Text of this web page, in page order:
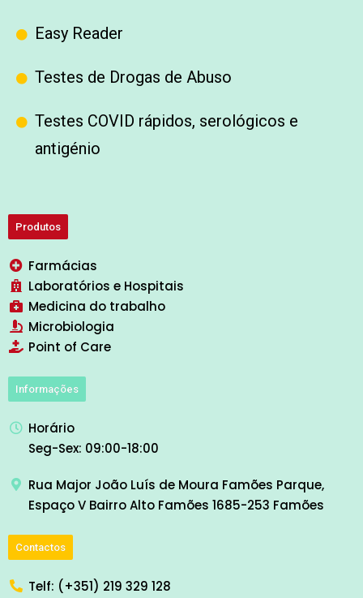
Easy Reader
Testes de Drogas de Abuso
Testes COVID rápidos, serológicos e
antigénio
Produtos
Farmácias
Laboratórios e Hospitais
Medicina do trabalho
Microbiologia
Point of Care
Informações
Horário
Seg-Sex: 09:00-18:00
Rua Major João Luís de Moura Famões Parque,
Espaço V Bairro Alto Famões 1685-253 Famões
Contactos
Telf: (+351) 219 329 128